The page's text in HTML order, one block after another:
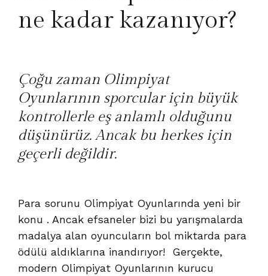
ne kadar kazanıyor?
Çoğu zaman Olimpiyat
Oyunlarının sporcular için büyük
kontrollerle eş anlamlı olduğunu
düşünürüz. Ancak bu herkes için
geçerli değildir.
Para sorunu Olimpiyat Oyunlarında yeni bir
konu . Ancak efsaneler bizi bu yarışmalarda
madalya alan oyuncuların bol miktarda para
ödülü aldıklarına inandırıyor! Gerçekte,
modern Olimpiyat Oyunlarının kurucu